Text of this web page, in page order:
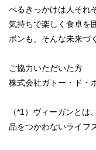
べるきっかけは人それ
気持ちで楽しく食卓を
ボンも、そんな未来づ
ご協力いただいた方
株式会社ガトー・ド・
（*1）ヴィーガンと
品をつかわないライフ